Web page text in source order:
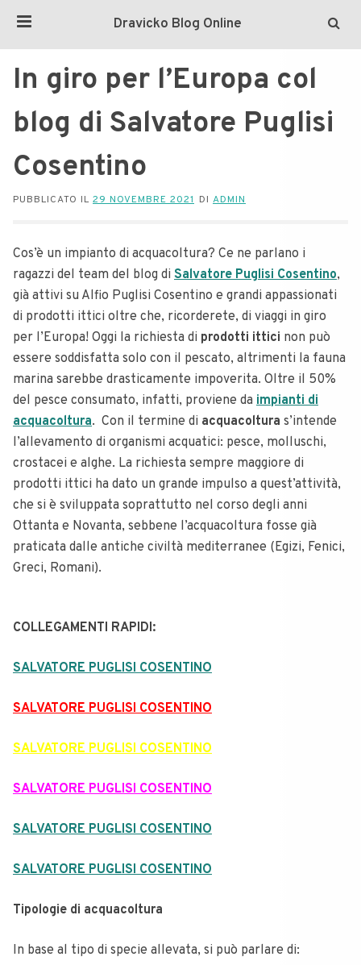
Dravicko Blog Online
In giro per l’Europa col
blog di Salvatore Puglisi
Cosentino
PUBBLICATO IL 29 NOVEMBRE 2021 DI ADMIN
Cos’è un impianto di acquacoltura? Ce ne parlano i
ragazzi del team del blog di Salvatore Puglisi Cosentino,
già attivi su Alfio Puglisi Cosentino e grandi appassionati
di prodotti ittici oltre che, ricorderete, di viaggi in giro
per l’Europa! Oggi la richiesta di prodotti ittici non può
essere soddisfatta solo con il pescato, altrimenti la fauna
marina sarebbe drasticamente impoverita. Oltre il 50%
del pesce consumato, infatti, proviene da impianti di
acquacoltura. Con il termine di acquacoltura s’intende
l’allevamento di organismi acquatici: pesce, molluschi,
crostacei e alghe. La richiesta sempre maggiore di
prodotti ittici ha dato un grande impulso a quest’attività,
che si è sviluppata soprattutto nel corso degli anni
Ottanta e Novanta, sebbene l’acquacoltura fosse già
praticata dalle antiche civiltà mediterranee (Egizi, Fenici,
Greci, Romani).
COLLEGAMENTI RAPIDI:
SALVATORE PUGLISI COSENTINO
SALVATORE PUGLISI COSENTINO
SALVATORE PUGLISI COSENTINO
SALVATORE PUGLISI COSENTINO
SALVATORE PUGLISI COSENTINO
SALVATORE PUGLISI COSENTINO
Tipologie di acquacoltura
In base al tipo di specie allevata, si può parlare di: